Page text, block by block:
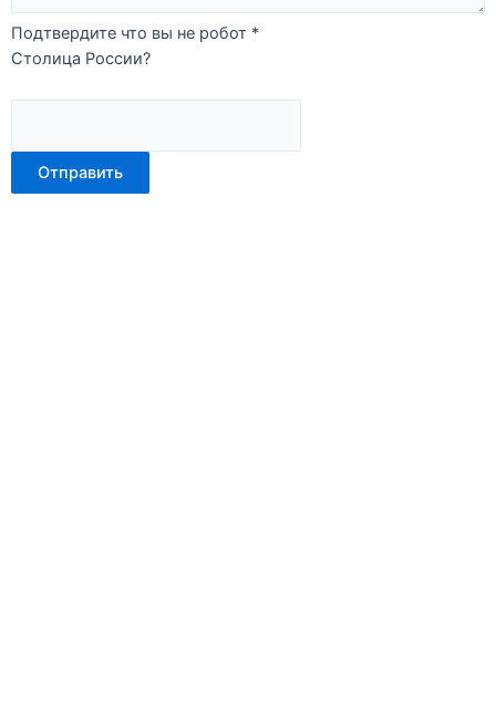
Подтвердите что вы не робот *
Столица России?
Отправить